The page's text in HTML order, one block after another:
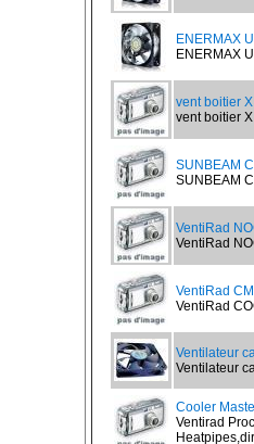
ENERMAX
ENERMAX
vent boitier
vent boitier
SUNBEAM
SUNBEAM
VentiRad
VentiRad
VentiRad
VentiRad
Ventilateur
Ventilateur
Cooler
Ventirad